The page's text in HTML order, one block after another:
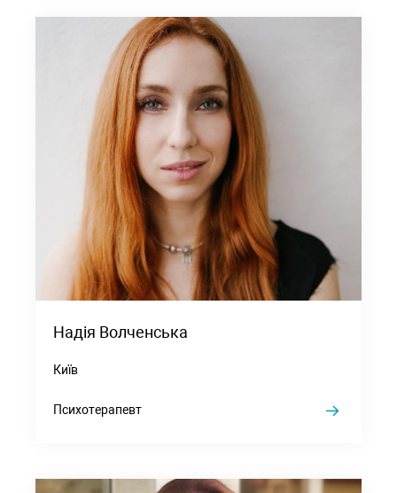
Надія Волченська
Київ
Психотерапевт